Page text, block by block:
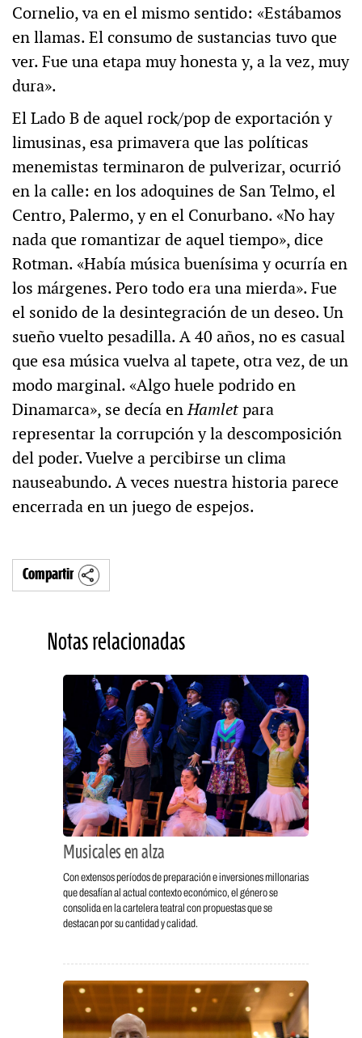
Cornelio, va en el mismo sentido: «Estábamos
en llamas. El consumo de sustancias tuvo que
ver. Fue una etapa muy honesta y, a la vez, muy
dura».
El Lado B de aquel rock/pop de exportación y
limusinas, esa primavera que las políticas
menemistas terminaron de pulverizar, ocurrió
en la calle: en los adoquines de San Telmo, el
Centro, Palermo, y en el Conurbano. «No hay
nada que romantizar de aquel tiempo», dice
Rotman. «Había música buenísima y ocurría en
los márgenes. Pero todo era una mierda». Fue
el sonido de la desintegración de un deseo. Un
sueño vuelto pesadilla. A 40 años, no es casual
que esa música vuelva al tapete, otra vez, de un
modo marginal. «Algo huele podrido en
Dinamarca», se decía enHamletpara
representar la corrupción y la descomposición
del poder. Vuelve a percibirse un clima
nauseabundo. A veces nuestra historia parece
encerrada en un juego de espejos.
Compartir
Notas relacionadas
Musicales en alza
Con extensos períodos de preparación e inversiones millonarias
que desafían al actual contexto económico, el género se
consolida en la cartelera teatral con propuestas que se
destacan por su cantidad y calidad.